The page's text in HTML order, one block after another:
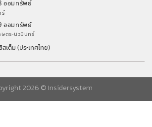
ออมทรัพย์
ร์
ออมทรัพย์
ษตร-นวมินทร์
เต็ม (ประเทศไทย)
2026 © Insidersystem